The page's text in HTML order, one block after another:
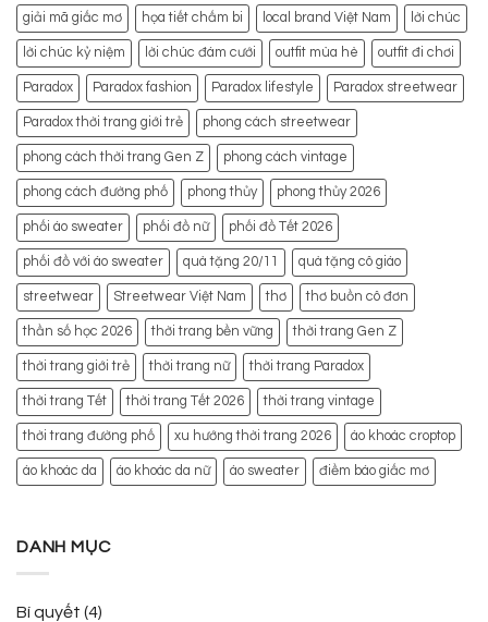
giải mã giấc mơ họa tiết chấm bi local brand Việt Nam lời chúc
lời chúc kỷ niệm lời chúc đám cưới outfit mùa hè outfit đi chơi
Paradox Paradox fashion Paradox lifestyle Paradox streetwear
Paradox thời trang giới trẻ phong cách streetwear
phong cách thời trang Gen Z phong cách vintage
phong cách đường phố phong thủy phong thủy 2026
phối áo sweater phối đồ nữ phối đồ Tết 2026
phối đồ với áo sweater quà tặng 20/11 quà tặng cô giáo
streetwear Streetwear Việt Nam thơ thơ buồn cô đơn
thần số học 2026 thời trang bền vững thời trang Gen Z
thời trang giới trẻ thời trang nữ thời trang Paradox
thời trang Tết thời trang Tết 2026 thời trang vintage
thời trang đường phố xu hướng thời trang 2026 áo khoác croptop
áo khoác da áo khoác da nữ áo sweater điềm báo giấc mơ
DANH MỤC
Bí quyết (4)